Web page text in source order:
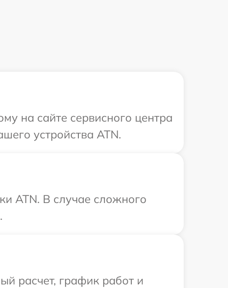
на сайте сервисного центра
устройства ATN.
ATN. В случае сложного
расчет, график работ и